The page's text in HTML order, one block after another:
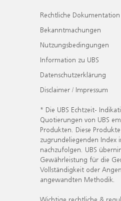
Rechtliche Dokumentation
Bekanntmachungen
Nutzungsbedingungen
Information zu UBS
Datenschutzerklärung
Disclaimer / Impressum
* Die UBS Echtzeit-
Quotierungen von UBS
Produkten. Diese
zugrundeliegenden Index
nachzufolgen. UBS
Gewährleistung für die
Vollständigkeit oder
angewandten Methodik.